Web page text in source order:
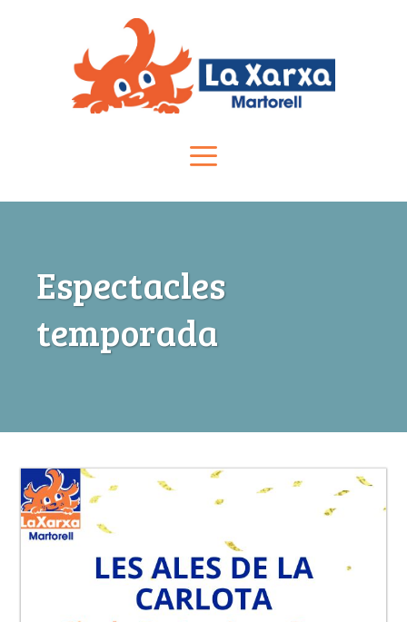
Espectacles
temporada